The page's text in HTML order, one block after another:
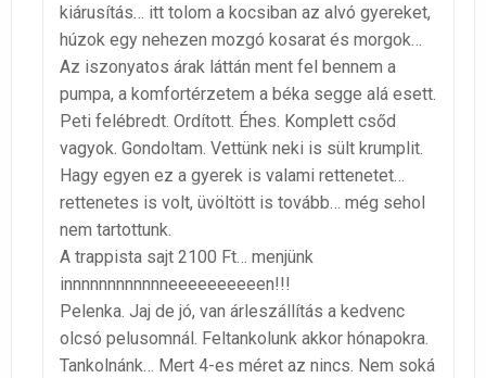
kiárusítás… itt tolom a kocsiban az alvó gyereket,
húzok egy nehezen mozgó kosarat és morgok…
Az iszonyatos árak láttán ment fel bennem a
pumpa, a komfortérzetem a béka segge alá esett.
Peti felébredt. Ordított. Éhes. Komplett csőd
vagyok. Gondoltam. Vettünk neki is sült krumplit.
Hagy egyen ez a gyerek is valami rettenetet…
rettenetes is volt, üvöltött is tovább… még sehol
nem tartottunk.
A trappista sajt 2100 Ft… menjünk
innnnnnnnnnnneeeeeeeeeen!!!
Pelenka. Jaj de jó, van árleszállítás a kedvenc
olcsó pelusomnál. Feltankolunk akkor hónapokra.
Tankolnánk… Mert 4-es méret az nincs. Nem soká